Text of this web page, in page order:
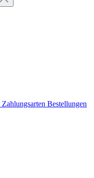
Zahlungsarten Bestellungen